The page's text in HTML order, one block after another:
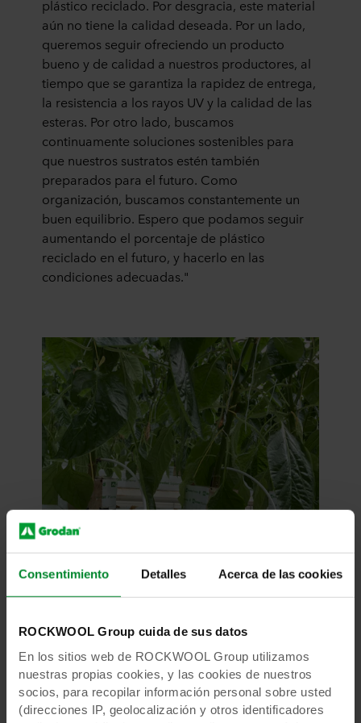
Consentimiento Detalles Acerca de las cookies
ROCKWOOL Group cuida de sus datos
En los sitios web de ROCKWOOL Group utilizamos
nuestras propias cookies, y las cookies de nuestros
socios, para recopilar información personal sobre usted
(direcciones IP, geolocalización y otros identificadores
plástico reciclado. Por desgracia, este material
aún no tiene la calidad deseada. Por un lado,
queremos seguir ofreciendo un producto
bueno y de calidad a nuestros productores, al
tiempo que se garantiza la rapidez de entrega,
la resistencia a los rayos UV y la calidad de las
esteras. Por otro lado, buscamos
continuamente soluciones sostenibles para
que nuestros sustratos estén también
preparados para el futuro. Como
organización, buscamos constantemente un
buen equilibrio. Espero que podamos seguir
aumentando el porcentaje de plástico
reciclado en el futuro, y hacerlo en las
condiciones adecuadas."